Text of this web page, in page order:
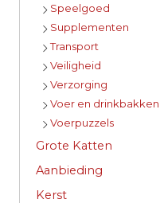
Speelgoed
Supplementen
Transport
Veiligheid
Verzorging
Voer en drinkbakken
Voerpuzzels
Grote Katten
Aanbieding
Kerst